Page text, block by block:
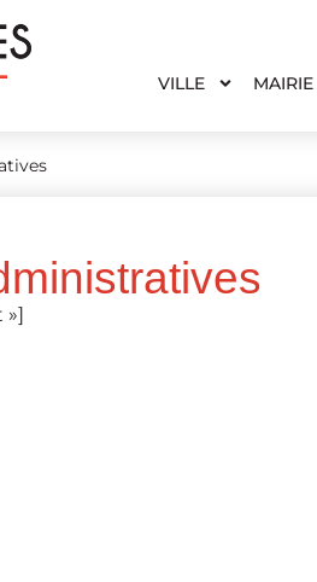
VILLE MAIRIE
»]